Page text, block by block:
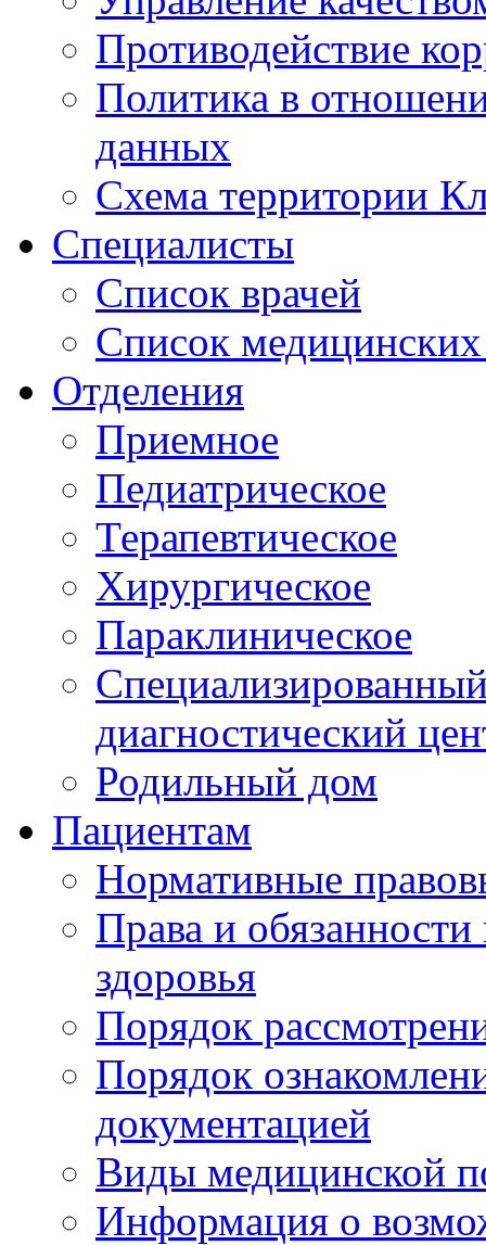
Противодействие
Политика в
данных
Схема территории
Специалисты
Список врачей
Список медицинских
Отделения
Приемное
Педиатрическое
Терапевтическое
Хирургическое
Параклиническое
диагностический
Родильный дом
Пациентам
Нормативные
Права и
здоровья
Порядок
Порядок
документацией
Виды медицинской
Информация о